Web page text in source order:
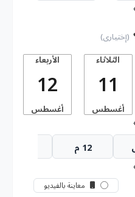
(إختيارى)
الثلاثاء
11
أغسطس
الأربعاء
12
أغسطس
12 م
معاينة بالفيديو